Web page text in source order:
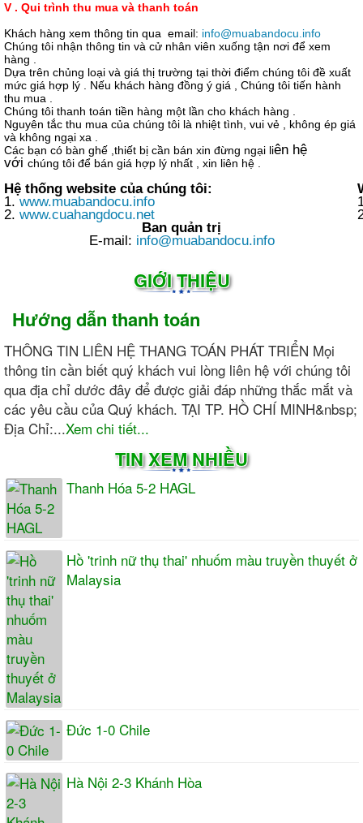
V . Qui trình thu mua và thanh toán
Khách hàng xem thông tin qua email: info@muabandocu.info
Chúng tôi nhận thông tin và cử nhân viên xuống tận nơi để xem
hàng .
Dựa trên chủng loại và giá thị trường tại thời điểm chúng tôi đề xuất
mức giá hợp lý . Nếu khách hàng đồng ý giá , Chúng tôi tiến hành
thu mua .
Chúng tôi thanh toán tiền hàng một lần cho khách hàng .
Nguyên tắc thu mua của chúng tôi là nhiệt tình, vui vẻ , không ép giá
và không ngại xa .
Các bạn có bàn ghế ,thiết bị cần bán xin đừng ngại liên hệ
với chúng tôi để bán giá hợp lý nhất , xin liên hệ .
Hệ thống website của chúng tôi:
1. www.muabandocu.info
2. www.cuahangdocu.net
Ban quản trị
E-mail: info@muabandocu.info
GIỚI THIỆU
Hướng dẫn thanh toán
THÔNG TIN LIÊN HỆ THANG TOÁN PHÁT TRIỂN Mọi
thông tin cần biết quý khách vui lòng liên hệ với chúng tôi
qua địa chỉ dước đây để được giải đáp những thắc mắt và
các yêu cầu của Quý khách. TẠI TP. HỒ CHÍ MINH&nbsp;
Địa Chỉ:...Xem chi tiết...
TIN XEM NHIỀU
Thanh Hóa 5-2 HAGL
Hồ 'trinh nữ thụ thai' nhuốm màu truyền thuyết ở
Malaysia
Đức 1-0 Chile
Hà Nội 2-3 Khánh Hòa